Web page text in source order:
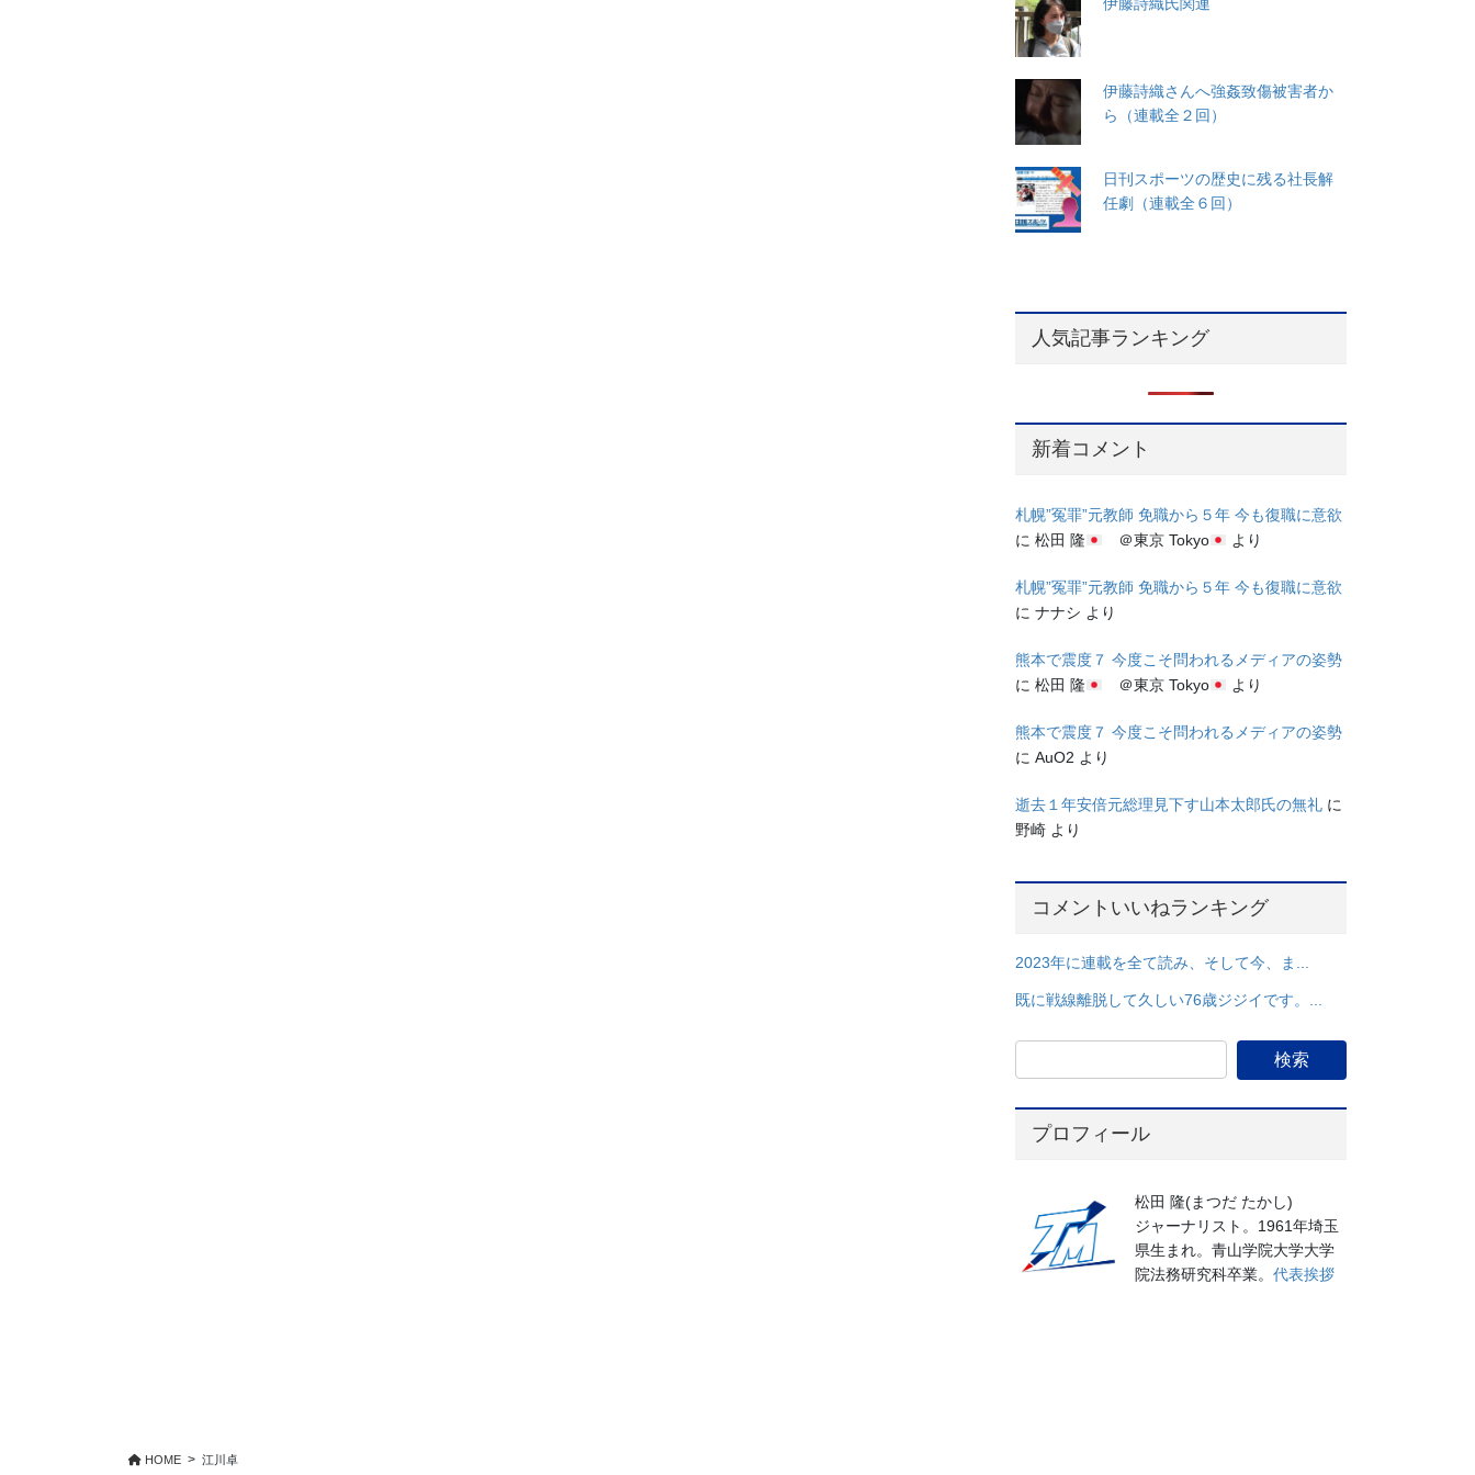
伊藤詩織さんへ強姦致傷被害者か
ら（連載全２回）
日刊スポーツの歴史に残る社長解
任劇（連載全６回）
人気記事ランキング
新着コメント
札幌”冤罪”元教師 免職から５年 今も復職に意欲
に松田 隆 ＠東京 Tokyo より
札幌”冤罪”元教師 免職から５年 今も復職に意欲
にナナシ より
熊本で震度７ 今度こそ問われるメディアの姿勢
に松田 隆 ＠東京 Tokyo より
熊本で震度７ 今度こそ問われるメディアの姿勢
にAuO2 より
逝去１年安倍元総理見下す山本太郎氏の無礼 に
野崎 より
コメントいいねランキング
2023年に連載を全て読み、そして今、ま...
既に戦線離脱して久しい76歳ジジイです。...
プロフィール
松田 隆(まつだ たかし)
ジャーナリスト。1961年埼玉
県生まれ。青山学院大学大学
院法務研究科卒業。代表挨拶
HOME 江川卓